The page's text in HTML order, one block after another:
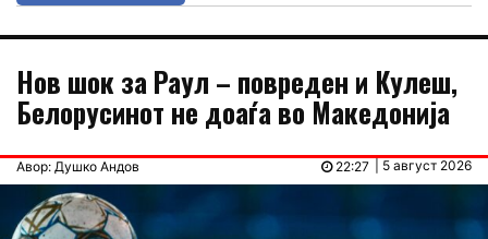
Нов шок за Раул – повреден и Кулеш,
Белорусинот не доаѓа во Македонија
Авор: Душко Андов | 5 август 2026
22:27